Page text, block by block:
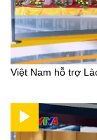
Việt Nam hỗ trợ